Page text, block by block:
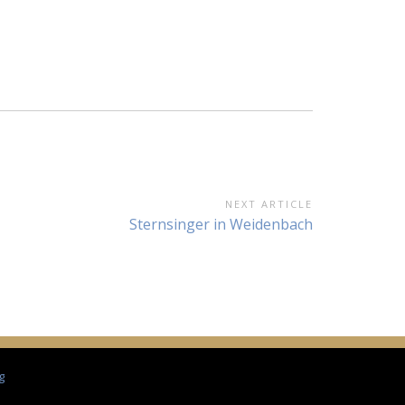
NEXT ARTICLE
Next
Sternsinger in Weidenbach